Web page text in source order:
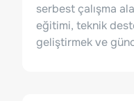
serbest çalışma
eğitimi, teknik
geliştirmek ve